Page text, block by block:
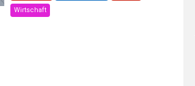
Wirtschaft